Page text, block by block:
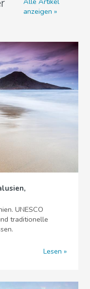
anzeigen
UNESCO
traditionelle
Lesen